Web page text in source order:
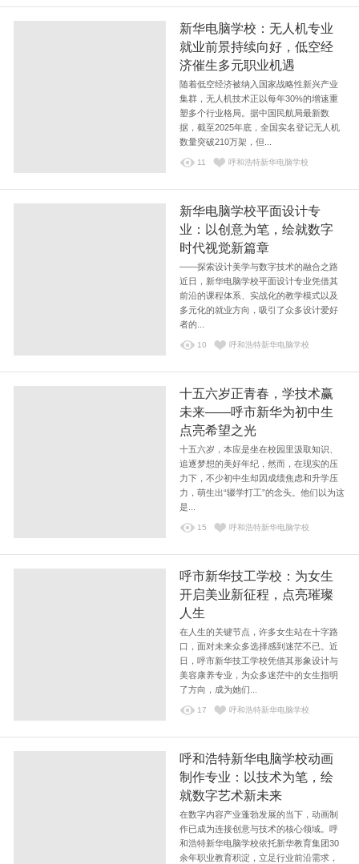
新华电脑学校：无人机专业
就业前景持续向好，低空经
济催生多元职业机遇
随着低空经济被纳入国家战略性新兴产业
集群，无人机技术正以每年30%的增速重
塑多个行业格局。据中国民航局最新数
据，截至2025年底，全国实名登记无人机
数量突破210万架，但...
11 呼和浩特新华电脑学校
新华电脑学校平面设计专
业：以创意为笔，绘就数字
时代视觉新篇章
——探索设计美学与数字技术的融合之路
近日，新华电脑学校平面设计专业凭借其
前沿的课程体系、实战化的教学模式以及
多元化的就业方向，吸引了众多设计爱好
者的...
10 呼和浩特新华电脑学校
十五六岁正青春，学技术赢
未来——呼市新华为初中生
点亮希望之光
十五六岁，本应是坐在校园里汲取知识、
追逐梦想的美好年纪，然而，在现实的压
力下，不少初中生却因成绩焦虑和升学压
力，萌生出“辍学打工”的念头。他们以为这
是...
15 呼和浩特新华电脑学校
呼市新华技工学校：为女生
开启美业新征程，点亮璀璨
人生
在人生的关键节点，许多女生站在十字路
口，面对未来众多选择感到迷茫不已。近
日，呼市新华技工学校凭借其形象设计与
美容康养专业，为众多迷茫中的女生指明
了方向，成为她们...
17 呼和浩特新华电脑学校
呼和浩特新华电脑学校动画
制作专业：以技术为笔，绘
就数字艺术新未来
在数字内容产业蓬勃发展的当下，动画制
作已成为连接创意与技术的核心领域。呼
和浩特新华电脑学校依托新华教育集团30
余年职业教育积淀，立足行业前沿需求，